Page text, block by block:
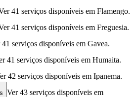
41 serviços disponíveis em Flamengo.
41 serviços disponíveis em Freguesia.
41 serviços disponíveis em Gavea.
41 serviços disponíveis em Humaita.
42 serviços disponíveis em Ipanema.
Ver 43 serviços disponíveis em